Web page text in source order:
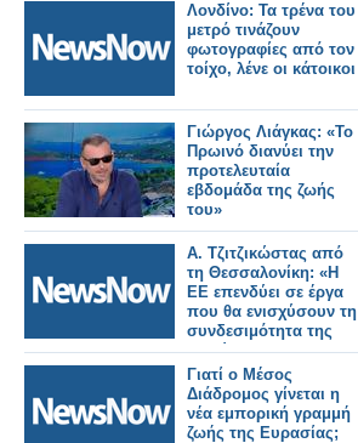
Λονδίνο: Τα τρένα του
μετρό τινάζουν
φωτογραφίες από τον
τοίχο, λένε οι κάτοικοι
Γιώργος Λιάγκας: «Το
Πρωινό διανύει την
προτελευταία
εβδομάδα της ζωής
του»
Α. Τζιτζικώστας από
τη Θεσσαλονίκη: «Η
ΕΕ επενδύει σε έργα
που θα ενισχύσουν τη
συνδεσιμότητα της
Ευρώπης με τα
Δυτικά Βαλκάνια –
Περνάμε από τα
σχέδια στην πράξη».
Γιατί ο Μέσος
Διάδρομος γίνεται η
νέα εμπορική γραμμή
ζωής της Ευρασίας;